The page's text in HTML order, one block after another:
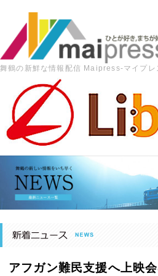
舞鶴の新鮮な情報配信 Maipress-マイプレ
HOME > 最新の記事 > 地域ニュ
上映会&ライブ CASネットワークが
アフガン難民支援へ上映